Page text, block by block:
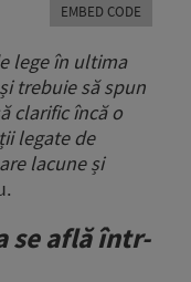
keys
increase
or
decrease
volume.
EMBED CODE
lege în ultima
trebuie să spun
clarific încă o
legate de
lacune și
se află într-